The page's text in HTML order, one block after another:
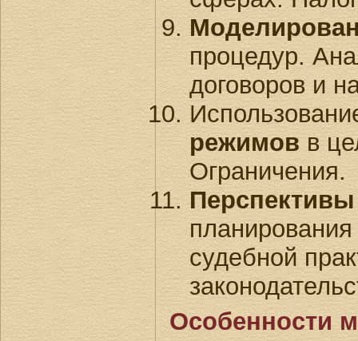
процедур.
договоров и
режимовв
Ограничения.
Перспективы
судебной
Особенности